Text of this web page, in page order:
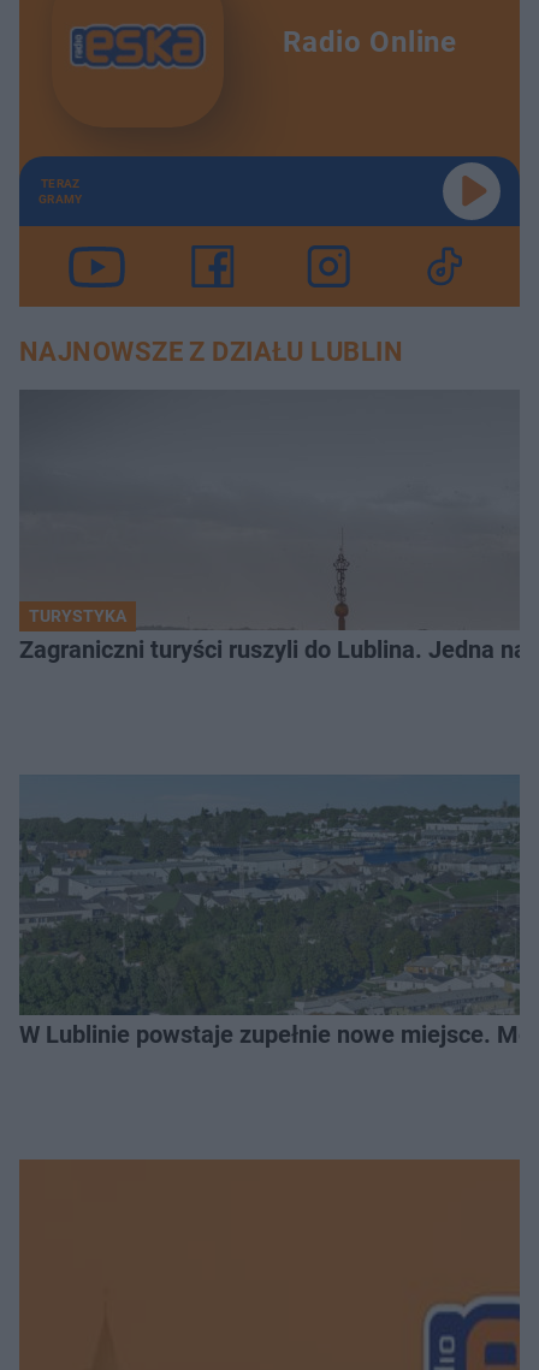
Radio Online
TERAZ
GRAMY
NAJNOWSZE Z DZIAŁU LUBLIN
TURYSTYKA
Zagraniczni turyści ruszyli do Lublina. Jedna
W Lublinie powstaje zupełnie nowe miejsce.